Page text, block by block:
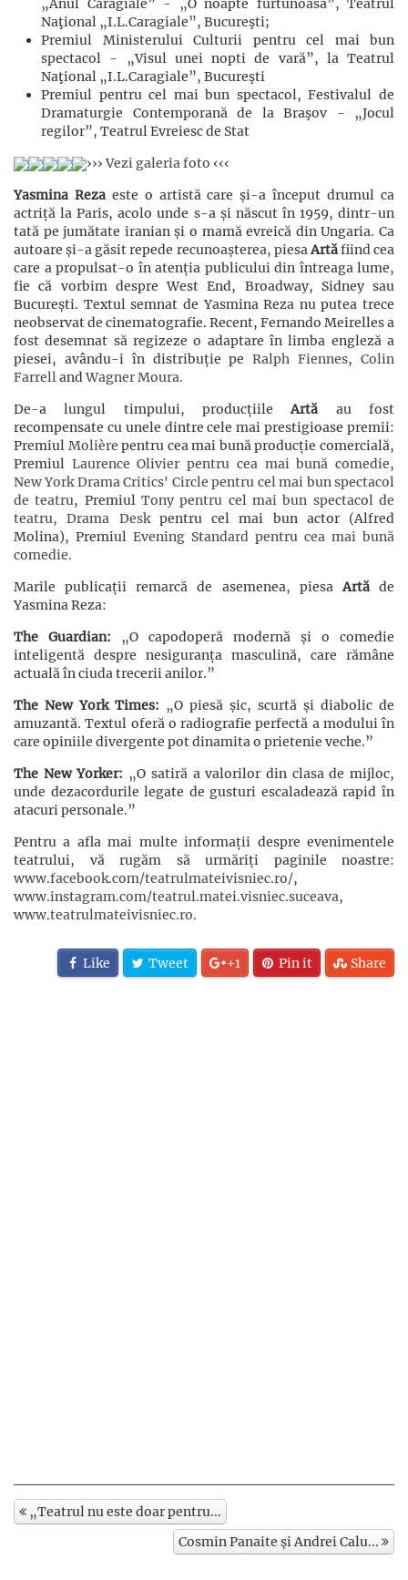
„Anul Caragiale” - „O noapte furtunoasă”, Teatrul
Naţional „I.L.Caragiale”, Bucureşti;
Premiul Ministerului Culturii pentru cel mai bun
spectacol - „Visul unei nopti de vară”, la Teatrul
Naţional „I.L.Caragiale”, Bucureşti
Premiul pentru cel mai bun spectacol, Festivalul de
Dramaturgie Contemporană de la Braşov - „Jocul
regilor”, Teatrul Evreiesc de Stat
››› Vezi galeria foto ‹‹‹
Yasmina Rezaeste o artistă care și-a început drumul ca
actriță la Paris, acolo unde s-a și născut în 1959, dintr-un
tată pe jumătate iranian și o mamă evreică din Ungaria. Ca
autoare și-a găsit repede recunoașterea, piesaArtăfiind cea
care a propulsat-o în atenția publicului din întreaga lume,
fie că vorbim despre West End, Broadway, Sidney sau
București. Textul semnat de Yasmina Reza nu putea trece
neobservat de cinematografie. Recent, Fernando Meirelles a
fost desemnat să regizeze o adaptare în limba engleză a
piesei, avându-i în distribuție peRalph Fiennes,Colin
FarrellandWagner Moura.
De-a lungul timpului, producțiileArtă au fost
recompensate cu unele dintre cele mai prestigioase premii:
Premiul Molièrepentru cea mai bună producție comercială,
Premiul Laurence Olivier pentru cea mai bună comedie,
New York Drama Critics' Circle pentru cel mai bun spectacol
de teatru, PremiulTony pentru cel mai bun spectacol de
teatru,Drama Deskpentru cel mai bun actor (Alfred
Molina), Premiul Evening Standard pentru cea mai bună
comedie.
Marile publicații remarcă de asemenea, piesaArtăde
Yasmina Reza:
The Guardian: „O capodoperă modernă și o comedie
inteligentă despre nesiguranța masculină, care rămâne
actuală în ciuda trecerii anilor.”
The New York Times: „O piesă șic, scurtă și diabolic de
amuzantă. Textul oferă o radiografie perfectă a modului în
care opiniile divergente pot dinamita o prietenie veche.”
The New Yorker: „O satiră a valorilor din clasa de mijloc,
unde dezacordurile legate de gusturi escaladează rapid în
atacuri personale.”
Pentru a afla mai multe informații despre evenimentele
teatrului, vă rugăm să urmăriți paginile noastre:
www.facebook.com/teatrulmateivisniec.ro/,
www.instagram.com/teatrul.matei.visniec.suceava,
www.teatrulmateivisniec.ro.
Like Tweet +1 Pin it Share
„Teatrul nu este doar pentru...
Cosmin Panaite și Andrei Calu...